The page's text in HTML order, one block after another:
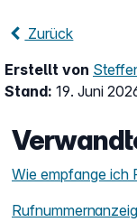
Zurück
Erstellt von
Stand: 19. Juni
Wie empfange ich